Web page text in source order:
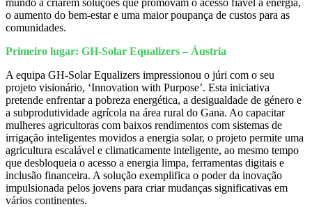
o aumento do bem-estar e uma maior poupança de custos para as
comunidades.
Primeiro lugar: GH-Solar Equalizers – Áustria
A equipa GH-Solar Equalizers impressionou o júri com o seu
projeto visionário, ‘Innovation with Purpose’. Esta iniciativa
pretende enfrentar a pobreza energética, a desigualdade de género e
a subprodutividade agrícola na área rural do Gana. Ao capacitar
mulheres agricultoras com baixos rendimentos com sistemas de
irrigação inteligentes movidos a energia solar, o projeto permite uma
agricultura escalável e climaticamente inteligente, ao mesmo tempo
que desbloqueia o acesso a energia limpa, ferramentas digitais e
inclusão financeira. A solução exemplifica o poder da inovação
impulsionada pelos jovens para criar mudanças significativas em
vários continentes.